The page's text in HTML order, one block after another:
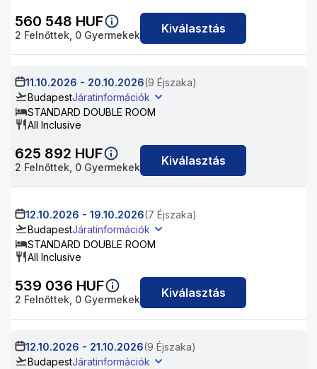
560 548 HUF
2 Felnőttek, 0 Gyermekek Kiválasztás
11.10.2026 - 20.10.2026(9 Éjszaka)
BudapestJáratinformációk
STANDARD DOUBLE ROOM
All Inclusive
625 892 HUF
2 Felnőttek, 0 Gyermekek Kiválasztás
12.10.2026 - 19.10.2026(7 Éjszaka)
BudapestJáratinformációk
STANDARD DOUBLE ROOM
All Inclusive
539 036 HUF
2 Felnőttek, 0 Gyermekek Kiválasztás
12.10.2026 - 21.10.2026(9 Éjszaka)
BudapestJáratinformációk